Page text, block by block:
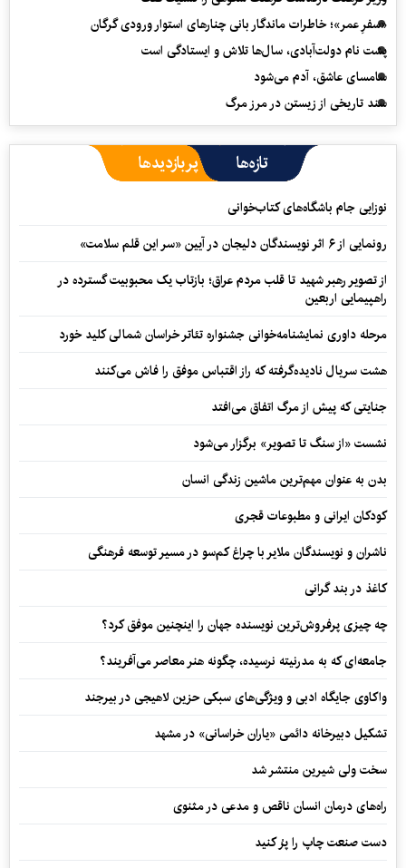
«سفرِ عمر»؛ خاطرات ماندگار بانی چنارهای استوار ورودی گرگان
پشت نام دولت‌آبادی، سال‌ها تلاش و ایستادگی است
سامسای عاشق، آدم می‌شود
سند تاریخی از زیستن در مرز مرگ
تازه‌ها پربازدیدها
نوزایی جام باشگاه‌های کتاب‌خوانی
رونمایی از ۶ اثر نویسندگان دلیجان در آیین «سر این قلم سلامت»
از تصویر رهبر شهید تا قلب مردم عراق؛ بازتاب یک محبوبیت گسترده در
راهپیمایی اربعین
مرحله داوری نمایشنامه‌خوانی جشنواره تئاتر خراسان شمالی کلید خورد
هشت سریال نادیده‌گرفته که راز اقتباس موفق را فاش می‌کنند
جنایتی که پیش از مرگ اتفاق می‌افتد
نشست «از سنگ تا تصویر» برگزار می‌شود
بدن به عنوان مهم‌ترین ماشین زندگی انسان
کودکان ایرانی و مطبوعات قجری
ناشران و نویسندگان ملایر با چراغ کم‌سو در مسیر توسعه فرهنگی
کاغذ در بند گرانی
چه چیزی پرفروش‌ترین نویسنده جهان را اینچنین موفق کرد؟
جامعه‌ای که به مدرنیته نرسیده، چگونه هنر معاصر می‌آفریند؟
واکاوی جایگاه ادبی و ویژگی‌های سبکی حزین لاهیجی در بیرجند
تشکیل دبیرخانه دائمی «یاران خراسانی» در مشهد
سخت ولی شیرین منتشر شد
راه‌های درمان انسان ناقص و مدعی در مثنوی
دست صنعت چاپ را پرُ کنید